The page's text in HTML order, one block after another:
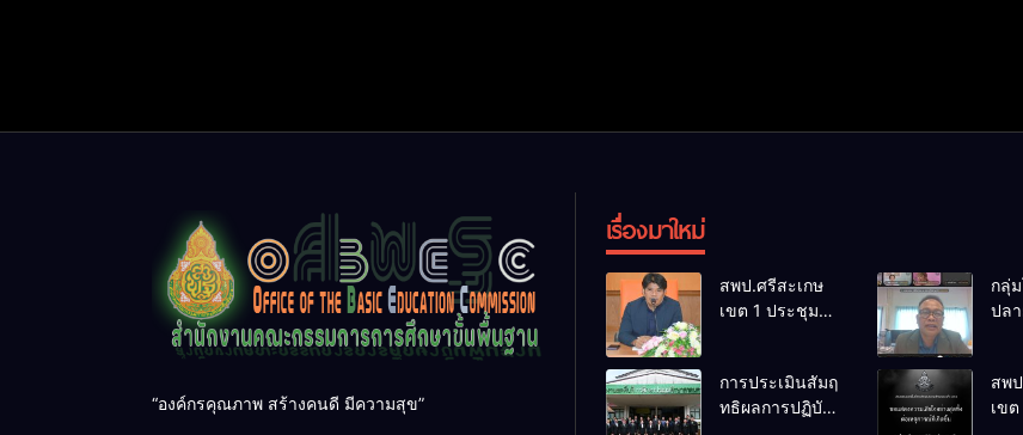
“องค์กรคุณภาพ สร้างคนดี มีความสุข”
เรื่องมาใหม่
สพป.ศรีสะเกษ
เขต 1 ประชุม
งานศิลป
หัตถกรรม
กลุ่
ปล
ผ่า
การประเมินสัมฤ
ทธิผลการปฏิบัติ
สพ
เข